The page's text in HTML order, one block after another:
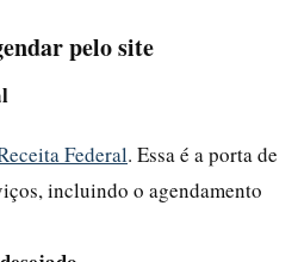
pelo site
Federal. Essa é a porta de
incluindo o agendamento